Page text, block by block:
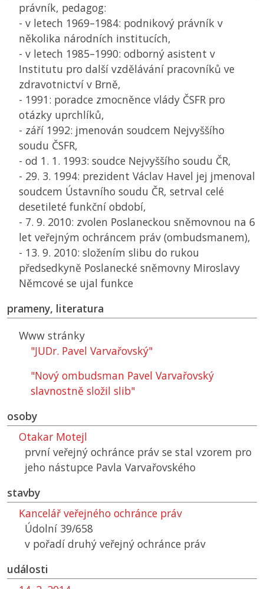
právník, pedagog:
- v letech 1969–1984: podnikový právník v
několika národních institucích,
- v letech 1985–1990: odborný asistent v
Institutu pro další vzdělávání pracovníků ve
zdravotnictví v Brně,
- 1991: poradce zmocněnce vlády ČSFR pro
otázky uprchlíků,
- září 1992: jmenován soudcem Nejvyššího
soudu ČSFR,
- od 1. 1. 1993: soudce Nejvyššího soudu ČR,
- 29. 3. 1994: prezident Václav Havel jej jmenoval
soudcem Ústavního soudu ČR, setrval celé
desetileté funkční období,
- 7. 9. 2010: zvolen Poslaneckou sněmovnou na 6
let veřejným ochráncem práv (ombudsmanem),
- 13. 9. 2010: složením slibu do rukou
předsedkyně Poslanecké sněmovny Miroslavy
Němcové se ujal funkce
prameny, literatura
Www stránky
"JUDr. Pavel Varvařovský"
"Nový ombudsman Pavel Varvařovský
slavnostně složil slib"
osoby
Otakar Motejl
první veřejný ochránce práv se stal vzorem pro
jeho nástupce Pavla Varvařovského
stavby
Kancelář veřejného ochránce práv
Údolní 39/658
v pořadí druhý veřejný ochránce práv
události